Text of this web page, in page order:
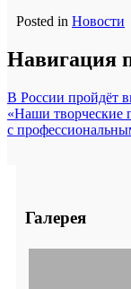
Posted in Новости
Навигация
В России пройдёт
«Наши творческие
с
Галерея